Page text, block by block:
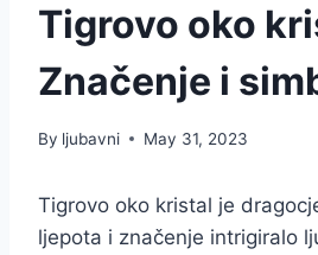
Tigrovo oko
Značenje i
By ljubavni May 31, 2023
Tigrovo oko kristal je
ljepota i značenje intrigiralo